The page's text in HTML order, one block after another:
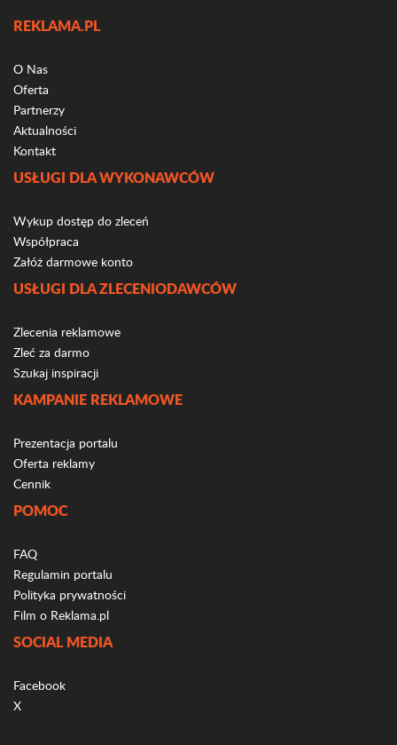
REKLAMA.PL
O Nas
Oferta
Partnerzy
Aktualności
Kontakt
USŁUGI DLA WYKONAWCÓW
Wykup dostęp do zleceń
Współpraca
Załóż darmowe konto
USŁUGI DLA ZLECENIODAWCÓW
Zlecenia reklamowe
Zleć za darmo
Szukaj inspiracji
KAMPANIE REKLAMOWE
Prezentacja portalu
Oferta reklamy
Cennik
POMOC
FAQ
Regulamin portalu
Polityka prywatności
Film o Reklama.pl
SOCIAL MEDIA
Facebook
X